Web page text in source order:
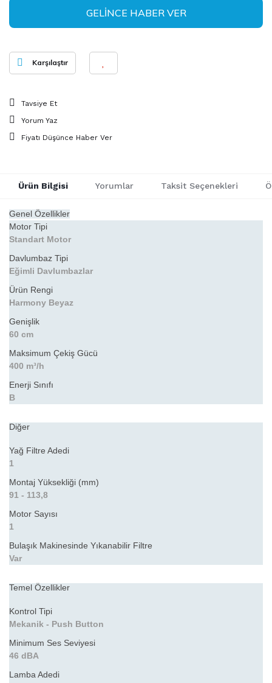
GELİNCE HABER VER
Karşılaştır
Tavsiye Et
Yorum Yaz
Fiyatı Düşünce Haber Ver
Ürün Bilgisi Yorumlar Taksit Seçenekleri
Genel Özellikler
Motor Tipi
Standart Motor
Davlumbaz Tipi
Eğimli Davlumbazlar
Ürün Rengi
Harmony Beyaz
Genişlik
60 cm
Maksimum Çekiş Gücü
400 m³/h
Enerji Sınıfı
B
Diğer
Yağ Filtre Adedi
1
Montaj Yüksekliği (mm)
91 - 113,8
Motor Sayısı
1
Bulaşık Makinesinde Yıkanabilir Filtre
Var
Temel Özellikler
Kontrol Tipi
Mekanik - Push Button
Minimum Ses Seviyesi
46 dBA
Lamba Adedi